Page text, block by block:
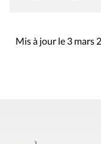
Mis à jour le 3 mars